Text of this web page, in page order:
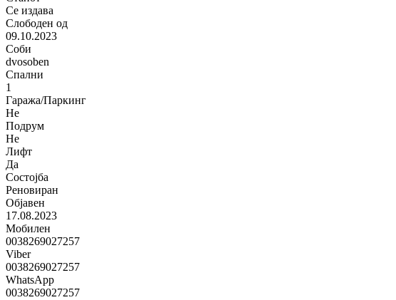
Се издава
Слободен од
09.10.2023
Соби
dvosoben
Спални
1
Гаража/Паркинг
Не
Подрум
Не
Лифт
Да
Состојба
Реновиран
Објавен
17.08.2023
Мобилен
0038269027257
Viber
0038269027257
WhatsApp
0038269027257